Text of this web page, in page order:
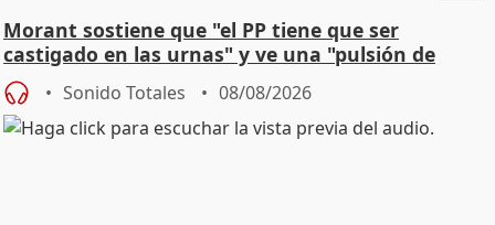
Morant sostiene que "el PP tiene que ser
castigado en las urnas" y ve una "pulsión de
cambio"
Sonido Totales 08/08/2026